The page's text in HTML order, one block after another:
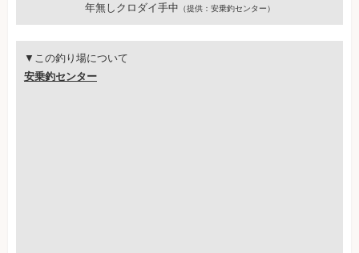
年無しクロダイ手中 （提供：安乗釣センター）
▼この釣り場について
安乗釣センター